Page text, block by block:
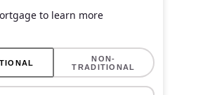
to learn more
NON-
TRADITIONAL